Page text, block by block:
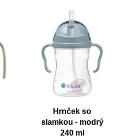
Hrnček so
slamkou - modrý
240 ml